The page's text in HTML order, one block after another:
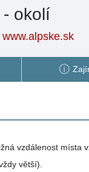
- okolí
www.alpske.sk
vzdálenost místa
větší).